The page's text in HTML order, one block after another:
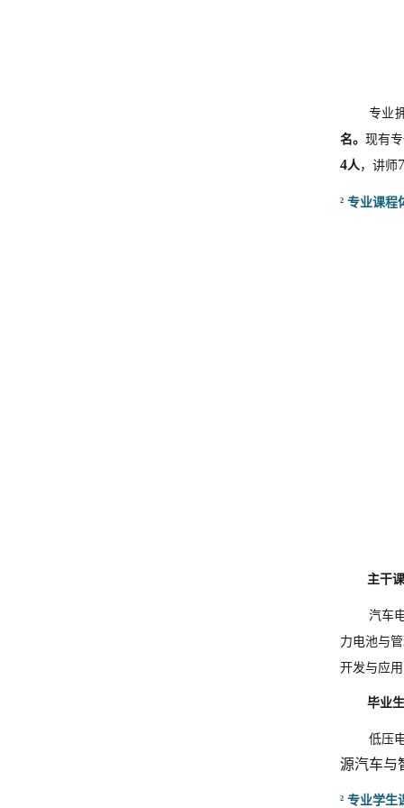
专业
名。 现有
4人 ，讲师7
² 专业课程
主干
汽车
力电池与
开发与应
毕业
低压
源汽车与
² 专业学生